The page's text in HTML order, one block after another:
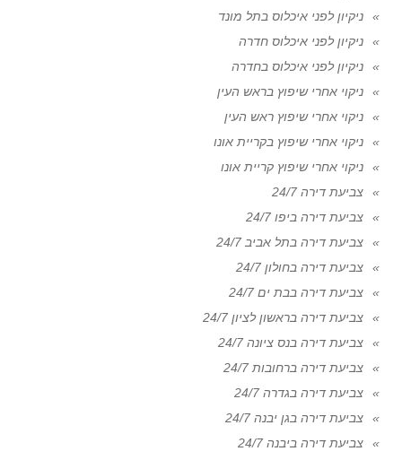
ניקיון לפני איכלוס בתל מונד
ניקיון לפני איכלוס חדרה
ניקיון לפני איכלוס בחדרה
ניקוי אחרי שיפוץ בראש העין
ניקוי אחרי שיפוץ ראש העין
ניקוי אחרי שיפוץ בקריית אונו
ניקוי אחרי שיפוץ קריית אונו
צביעת דירה 24/7
צביעת דירה ביפו 24/7
צביעת דירה בתל אביב 24/7
צביעת דירה בחולון 24/7
צביעת דירה בבת ים 24/7
צביעת דירה בראשון לציון 24/7
צביעת דירה בנס ציונה 24/7
צביעת דירה ברחובות 24/7
צביעת דירה בגדרה 24/7
צביעת דירה בגן יבנה 24/7
צביעת דירה ביבנה 24/7